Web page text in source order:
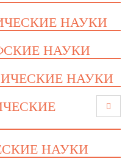
НАУКИ
НАУКИ
НАУКИ
НАУКИ